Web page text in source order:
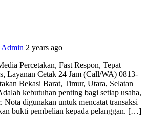
Admin 2 years ago
Percetakan, Fast Respon, Tepat
Layanan Cetak 24 Jam (Call/WA) 0813-
Bekasi Barat, Timur, Utara, Selatan
kebutuhan penting bagi setiap usaha,
Nota digunakan untuk mencatat transaksi
bukti pembelian kepada pelanggan. […]